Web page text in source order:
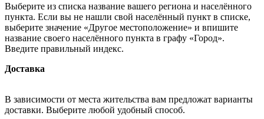
Выберите из списка название вашего региона и населённого
пункта. Если вы не нашли свой населённый пункт в списке,
выберите значение «Другое местоположение» и впишите
название своего населённого пункта в графу «Город».
Введите правильный индекс.
Доставка
В зависимости от места жительства вам предложат варианты
доставки. Выберите любой удобный способ.